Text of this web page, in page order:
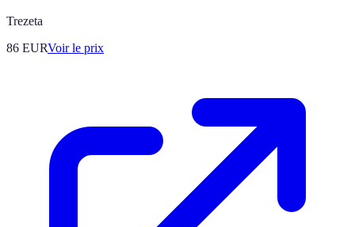
Trezeta
86 EURVoir le prix